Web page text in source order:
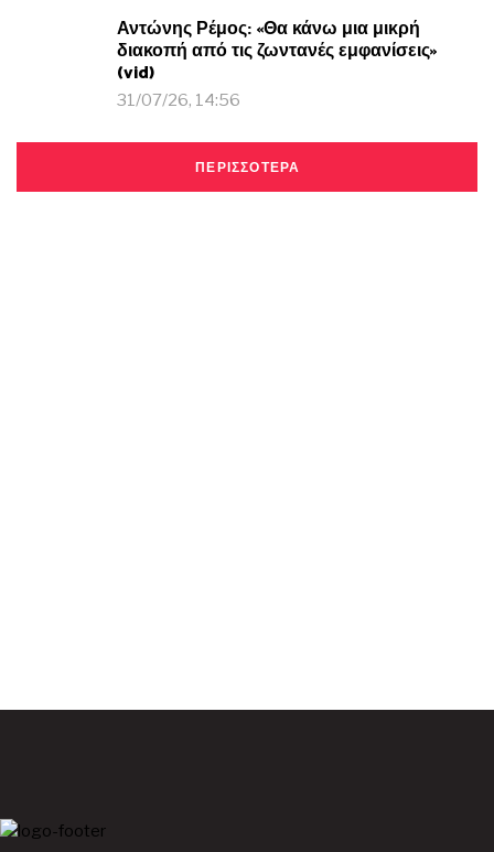
Αντώνης Ρέμος: «Θα κάνω μια μικρή
διακοπή από τις ζωντανές εμφανίσεις»
(vid)
31/07/26, 14:56
ΠΕΡΙΣΣΟΤΕΡΑ